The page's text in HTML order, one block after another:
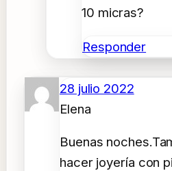
10 micras?
Responder
28 julio 2022
Elena
Buenas
hacer joyería con